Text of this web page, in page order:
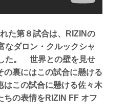
た第８試合は、RIZINの
なダロン・クルックシャ
た。 世界との壁を見せ
の裏にはこの試合に懸ける
この試合に懸ける佐々木
ちの表情をRIZIN FF オフ